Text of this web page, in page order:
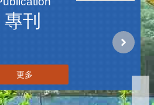
專刊
更多